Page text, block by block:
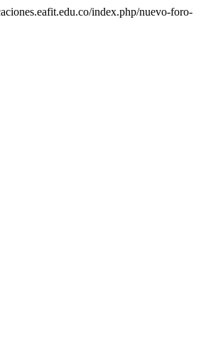
index.php/nuevo-foro-